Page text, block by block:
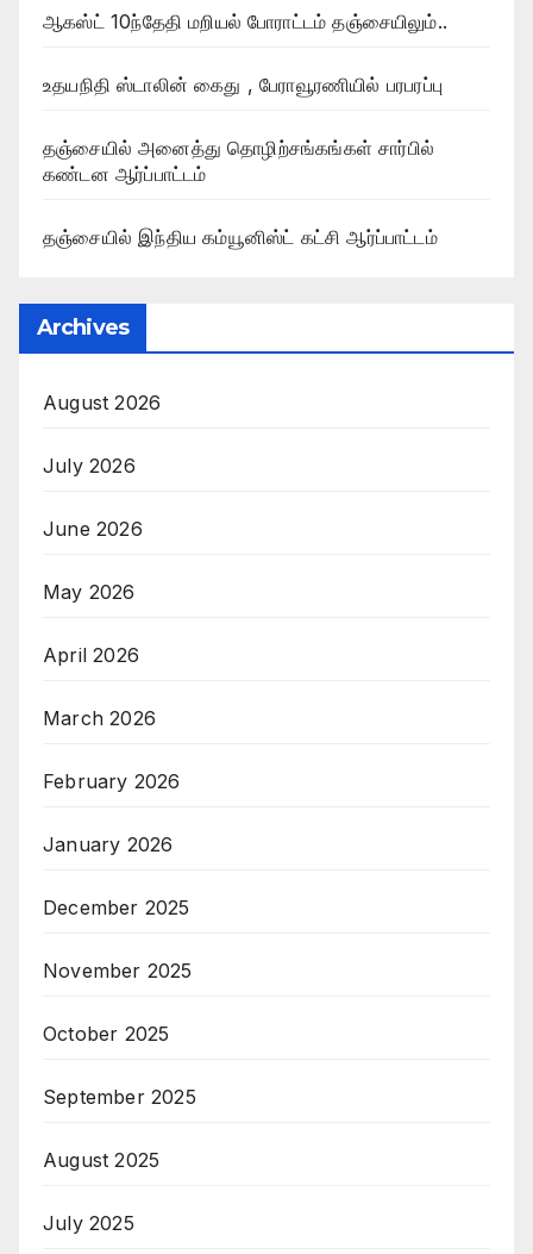
ஆகஸ்ட் 10ந்தேதி மறியல் போராட்டம் தஞ்சையிலும்..
உதயநிதி ஸ்டாலின் கைது , பேராவூரணியில் பரபரப்பு
தஞ்சையில் அனைத்து தொழிற்சங்கங்கள் சார்பில்
கண்டன ஆர்ப்பாட்டம்
தஞ்சையில் இந்திய கம்யூனிஸ்ட் கட்சி ஆர்ப்பாட்டம்
Archives
August 2026
July 2026
June 2026
May 2026
April 2026
March 2026
February 2026
January 2026
December 2025
November 2025
October 2025
September 2025
August 2025
July 2025